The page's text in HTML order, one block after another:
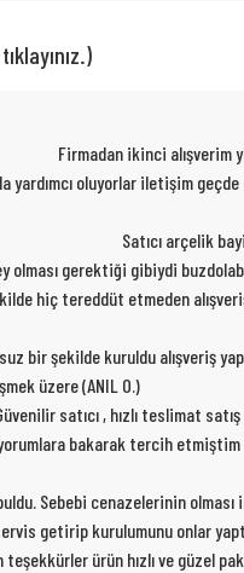
Firmadan ikinci alışverim
yardımcı oluyorlar iletişim
Satıcı arçelik
olması gerektiği gibiydi
hiç tereddüt etmeden
bir şekilde kuruldu alışveriş
üzere (ANIL O.)
satıcı , hızlı teslimat
bakarak tercih etmiştim
Sebebi cenazelerinin
getirip kurulumunu onlar
teşekkürler ürün hızlı ve güzel